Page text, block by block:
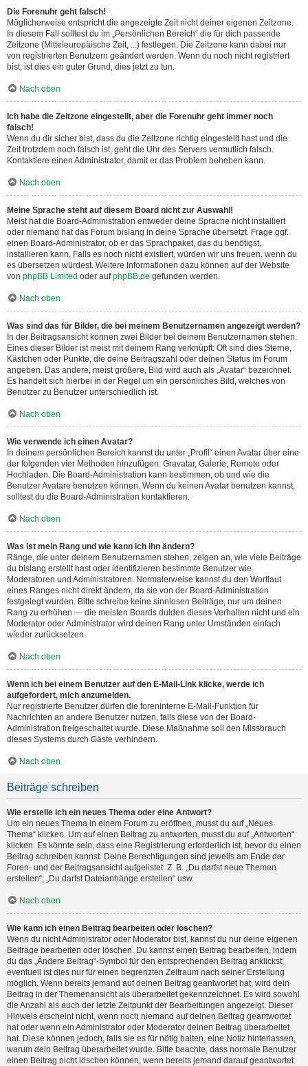
Die Forenuhr geht falsch!
Möglicherweise entspricht die angezeigte Zeit nicht deiner eigenen Zeitzone.
In diesem Fall solltest du im „Persönlichen Bereich“ die für dich passende
Zeitzone (Mitteleuropäische Zeit, ...) festlegen. Die Zeitzone kann dabei nur
von registrierten Benutzern geändert werden. Wenn du noch nicht registriert
bist, ist dies ein guter Grund, dies jetzt zu tun.
Nach oben
Ich habe die Zeitzone eingestellt, aber die Forenuhr geht immer noch
falsch!
Wenn du dir sicher bist, dass du die Zeitzone richtig eingestellt hast und die
Zeit trotzdem noch falsch ist, geht die Uhr des Servers vermutlich falsch.
Kontaktiere einen Administrator, damit er das Problem beheben kann.
Nach oben
Meine Sprache steht auf diesem Board nicht zur Auswahl!
Meist hat die Board-Administration entweder deine Sprache nicht installiert
oder niemand hat das Forum bislang in deine Sprache übersetzt. Frage ggf.
einen Board-Administrator, ob er das Sprachpaket, das du benötigst,
installieren kann. Falls es noch nicht existiert, würden wir uns freuen, wenn du
es übersetzen würdest. Weitere Informationen dazu können auf der Website
von phpBB Limited oder aufphpBB.de gefunden werden.
Nach oben
Was sind das für Bilder, die bei meinem Benutzernamen angezeigt werden?
In der Beitragsansicht können zwei Bilder bei deinem Benutzernamen stehen.
Eines dieser Bilder ist meist mit deinem Rang verknüpft: Oft sind dies Sterne,
Kästchen oder Punkte, die deine Beitragszahl oder deinen Status im Forum
angeben. Das andere, meist größere, Bild wird auch als „Avatar“ bezeichnet.
Es handelt sich hierbei in der Regel um ein persönliches Bild, welches von
Benutzer zu Benutzer unterschiedlich ist.
Nach oben
Wie verwende ich einen Avatar?
In deinem persönlichen Bereich kannst du unter „Profil“ einen Avatar über eine
der folgenden vier Methoden hinzufügen: Gravatar, Galerie, Remote oder
Hochladen. Die Board-Administration kann bestimmen, ob und wie die
Benutzer Avatare benutzen können. Wenn du keinen Avatar benutzen kannst,
solltest du die Board-Administration kontaktieren.
Nach oben
Was ist mein Rang und wie kann ich ihn ändern?
Ränge, die unter deinem Benutzernamen stehen, zeigen an, wie viele Beiträge
du bislang erstellt hast oder identifizieren bestimmte Benutzer wie
Moderatoren und Administratoren. Normalerweise kannst du den Wortlaut
eines Ranges nicht direkt ändern, da sie von der Board-Administration
festgelegt wurden. Bitte schreibe keine sinnlosen Beiträge, nur um deinen
Rang zu erhöhen — die meisten Boards dulden dieses Verhalten nicht und ein
Moderator oder Administrator wird deinen Rang unter Umständen einfach
wieder zurücksetzen.
Nach oben
Wenn ich bei einem Benutzer auf den E-Mail-Link klicke, werde ich
aufgefordert, mich anzumelden.
Nur registrierte Benutzer dürfen die foreninterne E-Mail-Funktion für
Nachrichten an andere Benutzer nutzen, falls diese von der Board-
Administration freigeschaltet wurde. Diese Maßnahme soll den Missbrauch
dieses Systems durch Gäste verhindern.
Nach oben
Beiträge schreiben
Wie erstelle ich ein neues Thema oder eine Antwort?
Um ein neues Thema in einem Forum zu eröffnen, musst du auf „Neues
Thema“ klicken. Um auf einen Beitrag zu antworten, musst du auf „Antworten“
klicken. Es könnte sein, dass eine Registrierung erforderlich ist, bevor du einen
Beitrag schreiben kannst. Deine Berechtigungen sind jeweils am Ende der
Foren- und der Beitragsansicht aufgelistet. Z. B. „Du darfst neue Themen
erstellen“, „Du darfst Dateianhänge erstellen“ usw.
Nach oben
Wie kann ich einen Beitrag bearbeiten oder löschen?
Wenn du nicht Administrator oder Moderator bist, kannst du nur deine eigenen
Beiträge bearbeiten oder löschen. Du kannst einen Beitrag bearbeiten, indem
du das „Ändere Beitrag“-Symbol für den entsprechenden Beitrag anklickst;
eventuell ist dies nur für einen begrenzten Zeitraum nach seiner Erstellung
möglich. Wenn bereits jemand auf deinen Beitrag geantwortet hat, wird dein
Beitrag in der Themenansicht als überarbeitet gekennzeichnet. Es wird sowohl
die Anzahl als auch der letzte Zeitpunkt der Bearbeitungen angezeigt. Dieser
Hinweis erscheint nicht, wenn noch niemand auf deinen Beitrag geantwortet
hat oder wenn ein Administrator oder Moderator deinen Beitrag überarbeitet
hat. Diese können jedoch, falls sie es für nötig halten, eine Notiz hinterlassen,
warum dein Beitrag überarbeitet wurde. Bitte beachte, dass normale Benutzer
einen Beitrag nicht löschen können, wenn bereits jemand darauf geantwortet